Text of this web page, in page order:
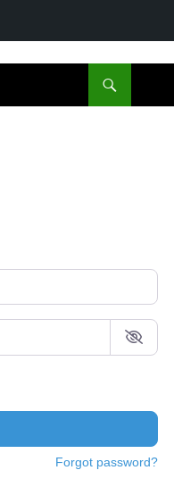
Forgot password?